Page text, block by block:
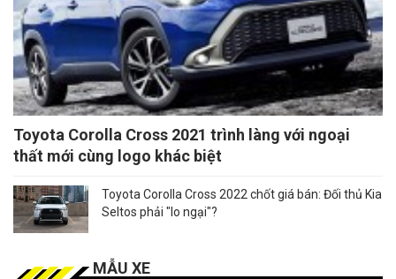
Toyota Corolla Cross 2021 trình làng với ngoại
thất mới cùng logo khác biệt
Toyota Corolla Cross 2022 chốt giá bán: Đối thủ Kia
Seltos phải "lo ngại"?
MẪU XE